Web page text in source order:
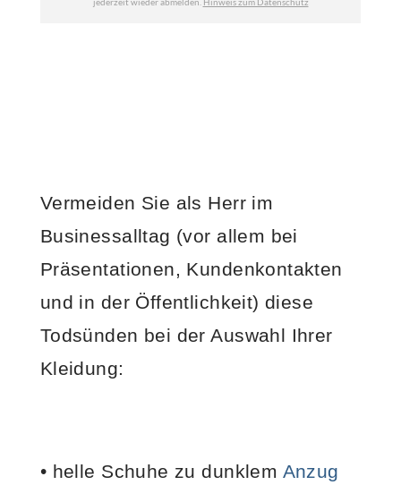
Vermeiden Sie als Herr im
Businessalltag (vor allem bei
Präsentationen, Kundenkontakten
und in der Öffentlichkeit) diese
Todsünden bei der Auswahl Ihrer
Kleidung:
• helle Schuhe zu dunklem Anzug